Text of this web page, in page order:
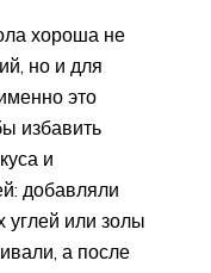
хороша не
но и для
это
избавить
и
добавляли
углей или золы
а после